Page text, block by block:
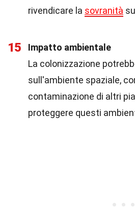
rivendicare la sovranità
15
Impatto ambientale
La colonizzazione
sull'ambiente spaziale,
contaminazione di altri
proteggere questi